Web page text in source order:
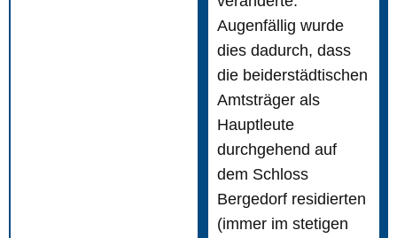
Augenfällig wurde
dies dadurch, dass
die beiderstädtischen
Amtsträger als
Hauptleute
durchgehend auf
dem Schloss
Bergedorf residierten
(immer im stetigen